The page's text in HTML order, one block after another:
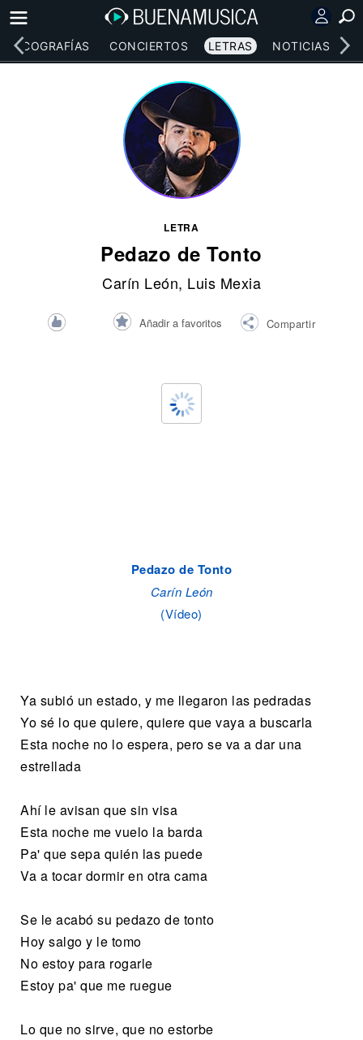
DISCOGRAFÍAS CONCIERTOS LETRAS NOTICIAS
LETRA
Pedazo de Tonto
Carín León, Luis Mexia
Añadir a favoritos Compartir
Pedazo de Tonto
Carín León
(Vídeo)
Ya subió un estado, y me llegaron las pedradas
Yo sé lo que quiere, quiere que vaya a buscarla
Esta noche no lo espera, pero se va a dar una
estrellada
Ahí le avisan que sin visa
Esta noche me vuelo la barda
Pa' que sepa quién las puede
Va a tocar dormir en otra cama
Se le acabó su pedazo de tonto
Hoy salgo y le tomo
No estoy para rogarle
Estoy pa' que me ruegue
Lo que no sirve, que no estorbe